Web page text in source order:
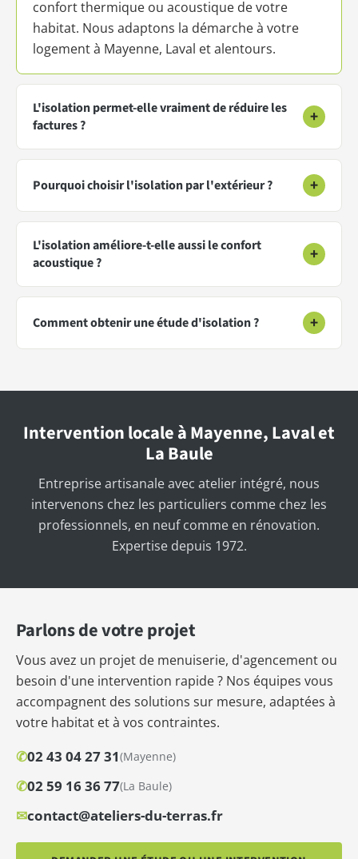
confort thermique ou acoustique de votre
habitat. Nous adaptons la démarche à votre
logement à Mayenne, Laval et alentours.
L'isolation permet-elle vraiment de réduire les
factures ?
+
Pourquoi choisir l'isolation par l'extérieur ? +
L'isolation améliore-t-elle aussi le confort
acoustique ?
+
Comment obtenir une étude d'isolation ? +
Intervention locale à Mayenne, Laval et
La Baule
Entreprise artisanale avec atelier intégré, nous
intervenons chez les particuliers comme chez les
professionnels, en neuf comme en rénovation.
Expertise depuis 1972.
Parlons de votre projet
Vous avez un projet de menuiserie, d'agencement ou
besoin d'une intervention rapide ? Nos équipes vous
accompagnent des solutions sur mesure, adaptées à
votre habitat et à vos contraintes.
✆02 43 04 27 31(Mayenne)
✆02 59 16 36 77(La Baule)
✉contact@ateliers-du-terras.fr